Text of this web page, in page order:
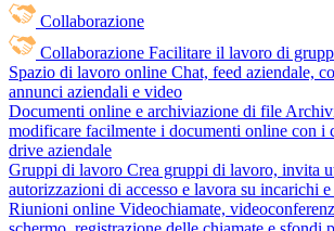
Collaborazione
Collaborazione Facilitare il lavoro di
Spazio di lavoro online Chat, feed aziendale,
annunci aziendali e video
Documenti online e archiviazione di file
modificare facilmente i documenti online con i
drive aziendale
Gruppi di lavoro Crea gruppi di lavoro, invita
autorizzazioni di accesso e lavora su incarichi
Riunioni online Videochiamate,